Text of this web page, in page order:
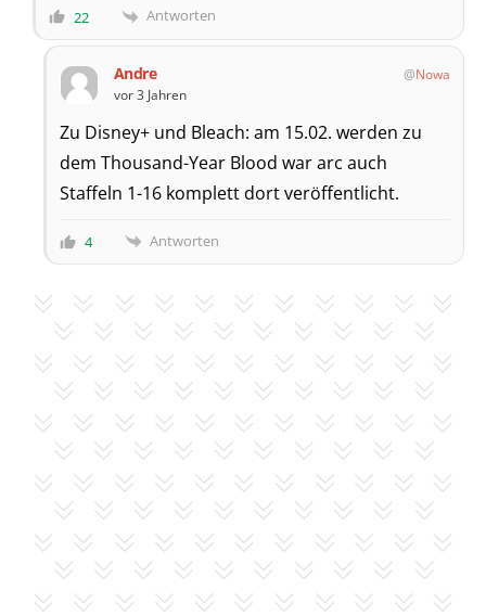
22 Antworten
Andre
Nowa
vor 3 Jahren
Zu Disney+ und Bleach: am 15.02. werden zu
dem Thousand-Year Blood war arc auch
Staffeln 1-16 komplett dort veröffentlicht.
4 Antworten